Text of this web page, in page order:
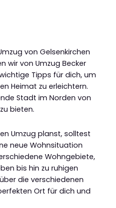
von Gelsenkirchen
wir von Umzug Becker
Tipps für dich, um
Heimat zu erleichtern.
Stadt im Norden von
bieten.
Umzug planst, solltest
neue Wohnsituation
Wohngebiete,
bis hin zu ruhigen
die verschiedenen
Ort für dich und